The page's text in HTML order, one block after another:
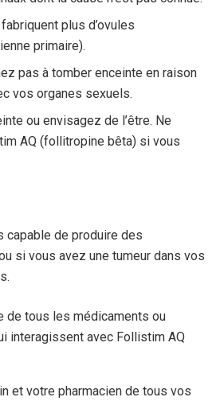
plus d’ovules
primaire).
pas à tomber enceinte en raison
vos organes sexuels.
ou envisagez de l’être. Ne
AQ (follitropine bêta) si vous
capable de produire des
si vous avez une tumeur dans vos
de tous les médicaments ou
interagissent avec Follistim AQ
et votre pharmacien de tous vos